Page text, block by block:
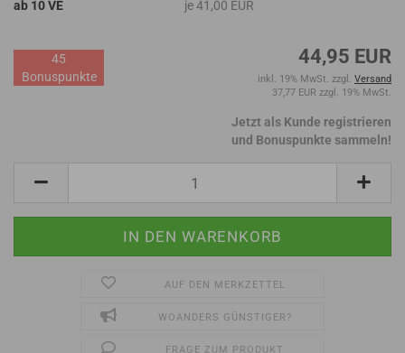
ab 10 VE
je 41,00 EUR
44,95 EUR
inkl. 19% MwSt. zzgl. Versand
37,77 EUR zzgl. 19% MwSt.
45
Bonuspunkte
Jetzt als Kunde registrieren
und Bonuspunkte sammeln!
AUF DEN MERKZETTEL
WOANDERS GÜNSTIGER?
FRAGE ZUM PRODUKT